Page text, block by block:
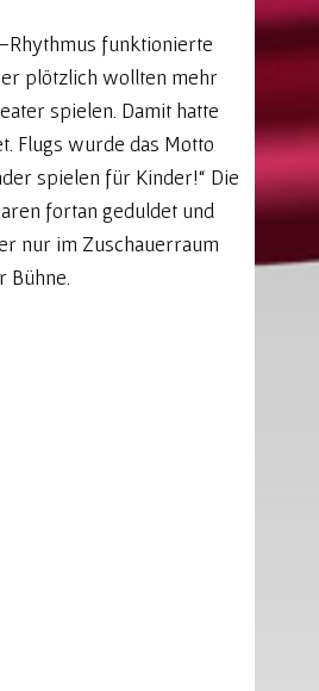
funktionierte
plötzlich wollten mehr
spielen. Damit hatte
Flugs wurde das Motto
spielen für Kinder!“ Die
fortan geduldet und
nur im Zuschauerraum
Bühne.